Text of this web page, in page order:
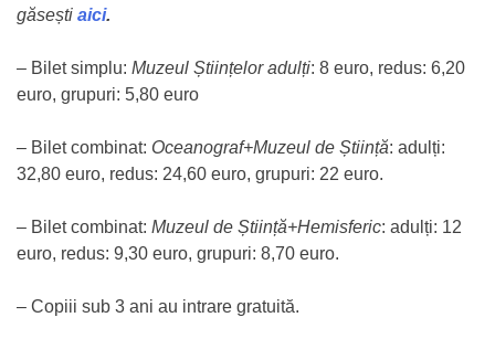
găsești aici.
– Bilet simplu: Muzeul Științelor adulți: 8 euro, redus: 6,20
euro, grupuri: 5,80 euro
– Bilet combinat: Oceanograf+Muzeul de Știință: adulți:
32,80 euro, redus: 24,60 euro, grupuri: 22 euro.
– Bilet combinat: Muzeul de Știință+Hemisferic: adulți: 12
euro, redus: 9,30 euro, grupuri: 8,70 euro.
– Copiii sub 3 ani au intrare gratuită.